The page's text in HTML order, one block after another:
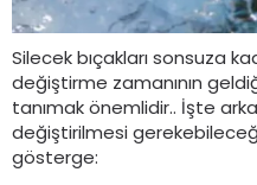
Silecek bıçakları sonsuza
değiştirme zamanının
tanımak önemlidir.. İşte arka
değiştirilmesi
gösterge: